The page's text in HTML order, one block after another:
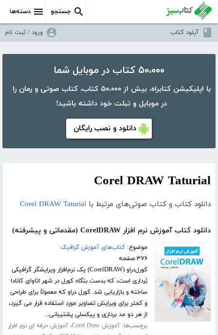
دسته‌ها جستجو
آپلود کتاب ورود / ثبت نام
۵۰،۰۰۰ کتاب در موبایل شما
با اپلیکیشن کتابراه، بیش از ۵۰،۰۰۰ کتاب، کتاب صوتی و رمان را
در موبایل و تبلت خود داشته باشید!
دانلود و نصب رایگان
Corel DRAW Taturial
دانلود کتاب و کتاب صوتی‌های مرتبط با Corel DRAW Taturial
دانلود کتاب آموزش نرم افزار CorelDRAW (مقدماتی و پیشرفته)
موضوع:کتاب‌های آموزش گرافیک
۳۷۶ صفحه
کورل‌دراو (CorelDRAW) یک نرم‌افزار ویرایشگر گرافیکی
بُرداری است، که بدست بنگاه کورل در شهر اتاوای کانادا
ساخته و بازاریابی شد. کورل دراو که معمولاً برای طراحی
و کمتر برای ویرایش تصاویر مورد استفاده قرار می گیرد،
از هر دو مد برداری و پیکسلی پشتیبانی...
برچسب‌ها:آموزش Corel Draw ،آموزش حرفه ای نرم افزار